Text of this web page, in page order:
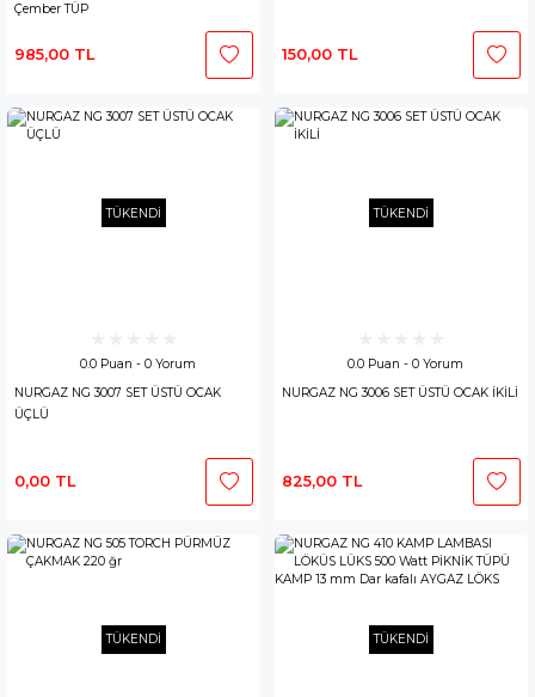
Çember TÜP
985,00 TL 150,00 TL
TÜKENDİ
0.0 Puan - 0 Yorum
NURGAZ NG 3007 SET ÜSTÜ OCAK
ÜÇLÜ
0,00 TL
TÜKENDİ
0.0 Puan - 0 Yorum
NURGAZ NG 3006 SET ÜSTÜ OCAK İKİLİ
825,00 TL
TÜKENDİ TÜKENDİ